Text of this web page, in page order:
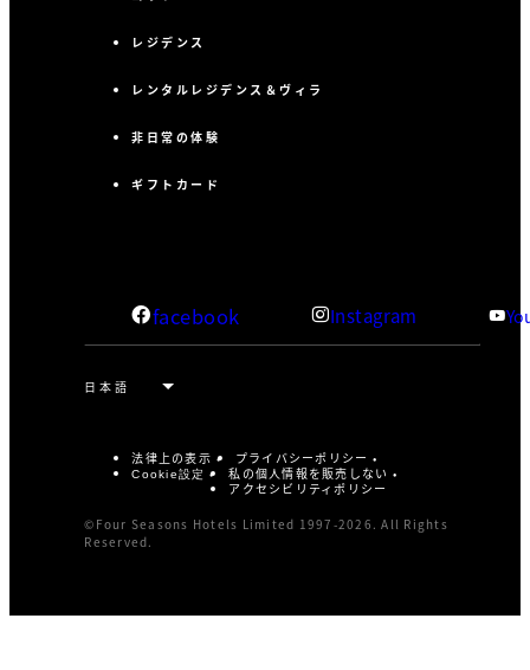
レジデンス
レンタルレジデンス＆ヴィラ
非日常の体験
ギフトカード
facebook Instagram
法律上の表示 プライバシーポリシー
Cookie設定
私の個人情報を販売しない
アクセシビリティポリシー
©Four Seasons Hotels Limited 1997-2026. All Rights
Reserved.